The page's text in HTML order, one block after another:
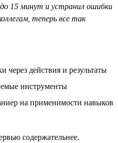
15 минут и устранил ошибки
теперь все так
через действия и результаты
инструменты
на применимости навыков
содержательнее.